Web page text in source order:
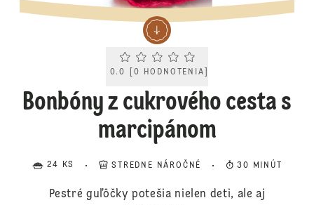
Current rating 0.0. Click to rate.
0.0 0 HODNOTENIA
Bonbóny z cukrového cesta s
marcipánom
24 KS STREDNE NÁROČNÉ 30 MINÚT
Pestré guľôčky potešia nielen deti, ale aj